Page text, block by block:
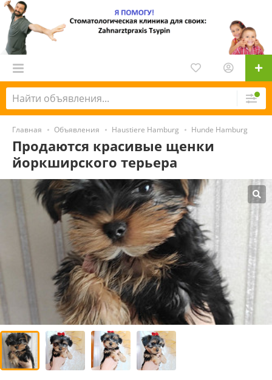
Главная Объявления Haustiere Hamburg Hunde Hamburg
Продаются красивые щенки
йоркширского терьера